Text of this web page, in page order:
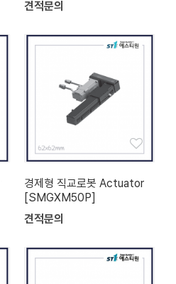
견적문의
경제형 직교로봇 Actuator
[SMGXM50P]
견적문의